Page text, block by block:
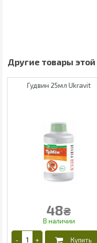
Гудвин 25мл Ukravit
48₴